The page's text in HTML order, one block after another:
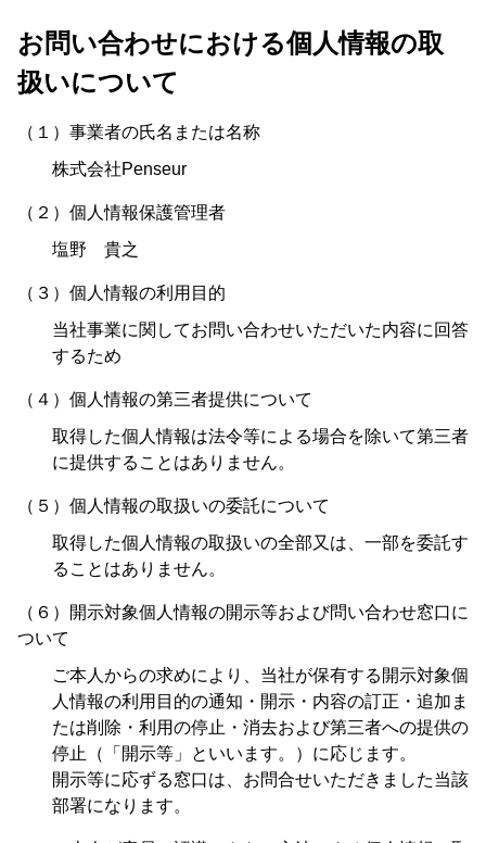
お問い合わせにおける個人情報の取
扱いについて
（１）事業者の氏名または名称
株式会社Penseur
（２）個人情報保護管理者
塩野 貴之
（３）個人情報の利用目的
当社事業に関してお問い合わせいただいた内容に回答
するため
（４）個人情報の第三者提供について
取得した個人情報は法令等による場合を除いて第三者
に提供することはありません。
（５）個人情報の取扱いの委託について
取得した個人情報の取扱いの全部又は、一部を委託す
ることはありません。
（６）開示対象個人情報の開示等および問い合わせ窓口に
ついて
ご本人からの求めにより、当社が保有する開示対象個
人情報の利用目的の通知・開示・内容の訂正・追加ま
たは削除・利用の停止・消去および第三者への提供の
停止（「開示等」といいます。）に応じます。
開示等に応ずる窓口は、お問合せいただきました当該
部署になります。